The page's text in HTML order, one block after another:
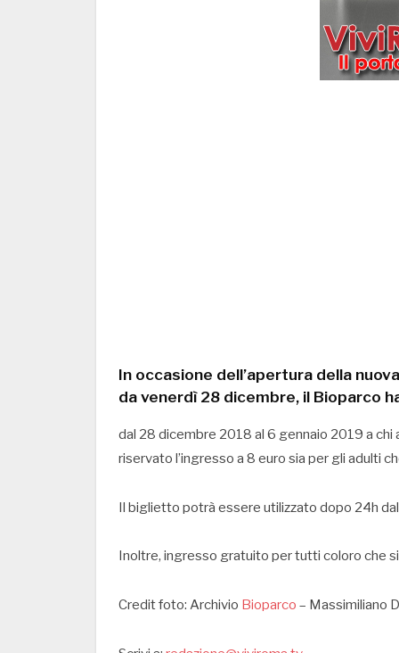
In occasione dell’apertura della
da venerdì 28 dicembre, il Bioparco
dal 28 dicembre 2018 al 6 gennaio 2019 a
riservato l’ingresso a 8 euro sia per gli adulti
Il biglietto potrà essere utilizzato dopo 24h
Inoltre, ingresso gratuito per tutti coloro che
Credit foto: Archivio Bioparco – Massimiliano